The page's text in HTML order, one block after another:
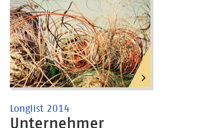
Longlist 2014
Unternehmer